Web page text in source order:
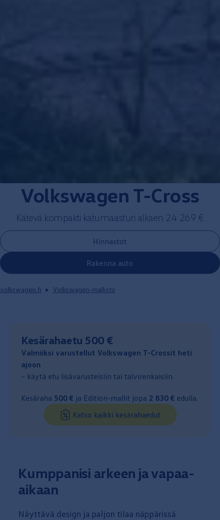
Volkswagen T-Cross
Kätevä kompakti katumaasturi alkaen 24 269 €
Hinnastot
Rakenna auto
volkswagen.fi Volkswagen-mallisto
New price:
Kesärahaetu 500 €
Valmiiksi varustellut Volkswagen T-Crossit heti
ajoon
– käytä etu lisävarusteisiin tai talvirenkaisiin.
Kesäraha 500 € ja Edition-mallit jopa 2 830 € edulla.
Katso kaikki kesärahaedut
Kumppanisi arkeen ja vapaa-
aikaan
Näyttävä design ja paljon tilaa näppärissä